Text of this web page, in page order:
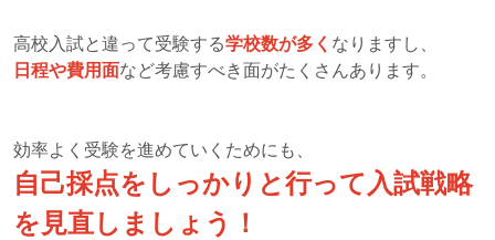
高校入試と違って受験する学校数が多く なりますし、
日程や費用面など考慮すべき面がたくさんあります。
効率よく受験を進めていくためにも、
自己採点をしっかりと行って入試戦略
を見直しましょう！